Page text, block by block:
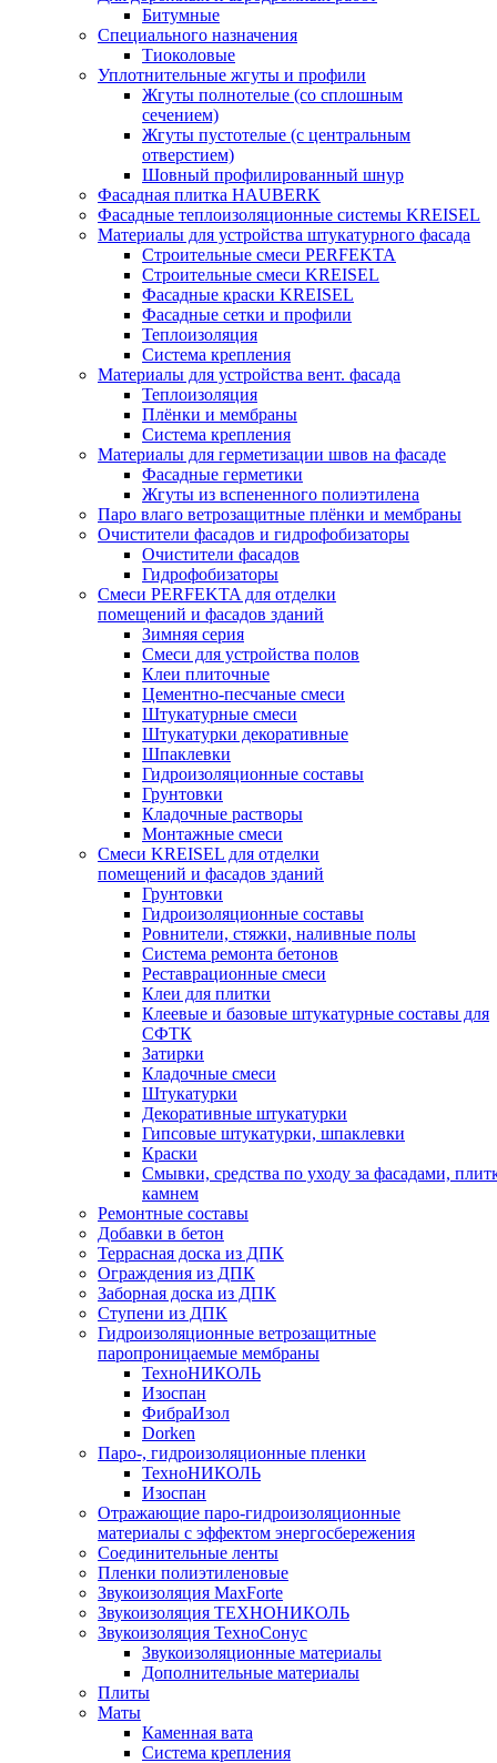
Битумные
Специального назначения
Тиоколовые
Уплотнительные жгуты и профили
Жгуты полнотелые (со сплошным
сечением)
Жгуты пустотелые (с центральным
отверстием)
Шовный профилированный шнур
Фасадная плитка HAUBERK
Фасадные теплоизоляционные системы KREISEL
Материалы для устройства штукатурного фасада
Строительные смеси PERFEKTA
Строительные смеси KREISEL
Фасадные краски KREISEL
Фасадные сетки и профили
Теплоизоляция
Система крепления
Материалы для устройства вент. фасада
Теплоизоляция
Плёнки и мембраны
Система крепления
Материалы для герметизации швов на фасаде
Фасадные герметики
Жгуты из вспененного полиэтилена
Паро влаго ветрозащитные плёнки и мембраны
Очистители фасадов и гидрофобизаторы
Очистители фасадов
Гидрофобизаторы
Смеси PERFEKTA для отделки
помещений и фасадов зданий
Зимняя серия
Смеси для устройства полов
Клеи плиточные
Цементно-песчаные смеси
Штукатурные смеси
Штукатурки декоративные
Шпаклевки
Гидроизоляционные составы
Грунтовки
Кладочные растворы
Монтажные смеси
Смеси KREISEL для отделки
помещений и фасадов зданий
Грунтовки
Гидроизоляционные составы
Ровнители, стяжки, наливные полы
Cистема ремонта бетонов
Реставрационные смеси
Клеи для плитки
Клеевые и базовые штукатурные составы для
СФТК
Затирки
Кладочные смеси
Штукатурки
Декоративные штукатурки
Гипсовые штукатурки, шпаклевки
Краски
Смывки, средства по уходу за фасадами,
камнем
Ремонтные составы
Добавки в бетон
Террасная доска из ДПК
Ограждения из ДПК
Заборная доска из ДПК
Ступени из ДПК
Гидроизоляционные ветрозащитные
паропроницаемые мембраны
ТехноНИКОЛЬ
Изоспан
ФибраИзол
Dorken
Паро-, гидроизоляционные пленки
ТехноНИКОЛЬ
Изоспан
Отражающие паро-гидроизоляционные
материалы с эффектом энергосбережения
Соединительные ленты
Пленки полиэтиленовые
Звукоизоляция MaxForte
Звукоизоляция ТЕХНОНИКОЛЬ
Звукоизоляция ТехноСонус
Звукоизоляционные материалы
Дополнительные материалы
Плиты
Маты
Каменная вата
Система крепления